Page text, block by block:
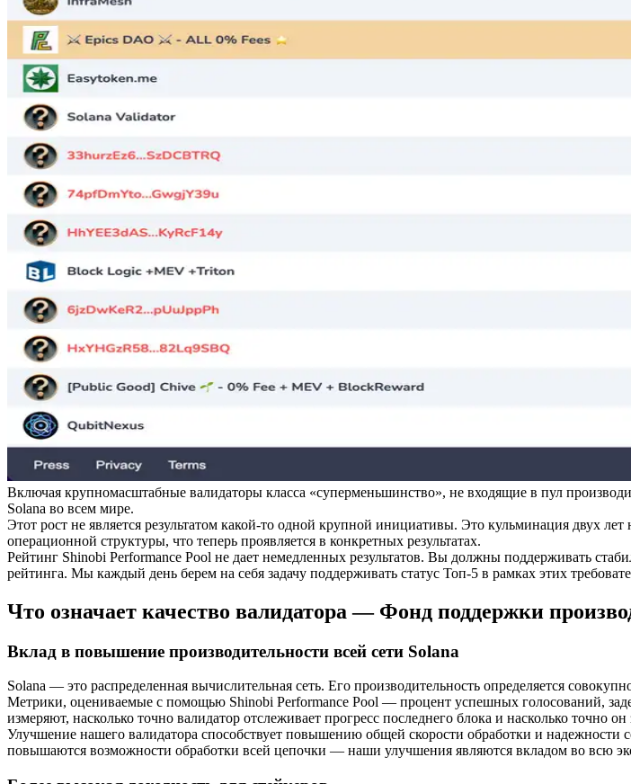
Включая крупномасштабные валидаторы класса «суперменьшинство», не входящие в пул
Solana во всем мире.
Этот рост не является результатом какой-то одной крупной инициативы. Это кульминация двух
операционной структуры, что теперь проявляется в конкретных результатах.
Рейтинг Shinobi Performance Pool не дает немедленных результатов. Вы должны поддерживать
рейтинга. Мы каждый день берем на себя задачу поддерживать статус Топ-5 в рамках этих
Что означает качество валидатора — Фонд поддержки
Вклад в повышение производительности всей сети Solana
Solana — это распределенная вычислительная сеть. Его производительность определяется
Метрики, оцениваемые с помощью Shinobi Performance Pool — процент успешных голосований,
измеряют, насколько точно валидатор отслеживает прогресс последнего блока и насколько точно он
Улучшение нашего валидатора способствует повышению общей скорости обработки и
повышаются возможности обработки всей цепочки — наши улучшения являются вкладом во всю